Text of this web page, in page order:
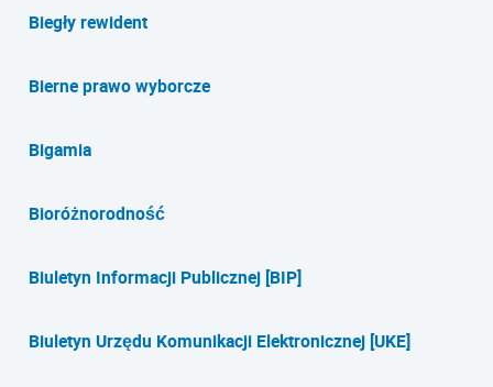
Biegły rewident
Bierne prawo wyborcze
Bigamia
Bioróżnorodność
Biuletyn Informacji Publicznej [BIP]
Biuletyn Urzędu Komunikacji Elektronicznej [UKE]